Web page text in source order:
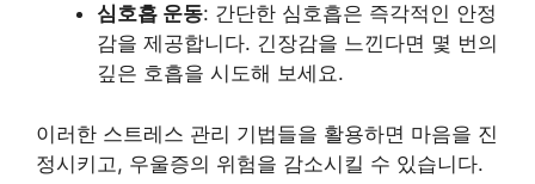
심호흡 운동: 간단한 심호흡은 즉각적인 안정
감을 제공합니다. 긴장감을 느낀다면 몇 번의
깊은 호흡을 시도해 보세요.
이러한 스트레스 관리 기법들을 활용하면 마음을 진
정시키고, 우울증의 위험을 감소시킬 수 있습니다.